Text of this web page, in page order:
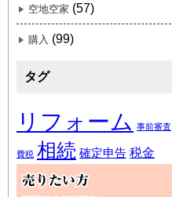
空地空家 (57)
購入 (99)
タグ
リフォーム 事前審査
費税 相続 確定申告 税金